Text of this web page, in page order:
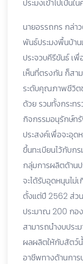
ประมงเข้าไปเป็น
นายอรรถกร กล่า
พันธ์ประมงพื้นบ้าน
ประจวบคีรีขันธ์ เ
เห็นที่ตรงกัน ก็สา
ระดับคุณภาพชีวิต
ด้วย รวมทั้งกระท
กิจกรรมอนุรักษ์ท
ประสงค์เพื่อจะอุด
ขึ้นทะเบียนไว้กับก
กลุ่มการผลิตด้าน
จะได้รับอุดหนุนไม่
ตั้งแต่ปี 2562 ส่ว
ประมาณ 200 กอ
สามารถนำงบประ
ผลผลิตให้กับสัตว์
อาชีพทางด้านการ